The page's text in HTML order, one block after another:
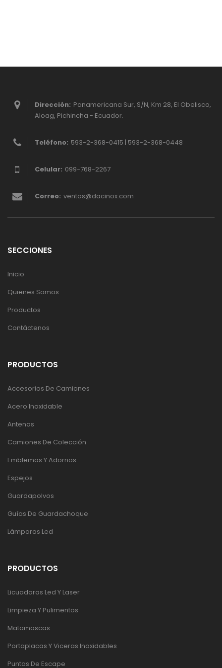
Dirección: Panamericana Sur, S/N, Km 28, El Obelisco,
Aloag, Pichincha - Ecuador.
Teléfono: 593-2-368-0415 | 593-2-368-0448
Celular: 099-768-2267
Correo: ventas@dacinox.com
SECCIONES
Inicio
Quienes Somos
Productos
Contáctenos
PRODUCTOS
Accesorios De Camiones
Acero Inoxidable
Antenas
Camiones De Colección
Emblemas Y Adornos
Espejos
Guardapolvos
Guías De Guardachoque
Lámparas Led
PRODUCTOS
Licuadoras Led Y Laser
Limpieza Y Pulimentos
Matamoscas
Portaplacas Y Viceras Inoxidables
Puntas De Escape